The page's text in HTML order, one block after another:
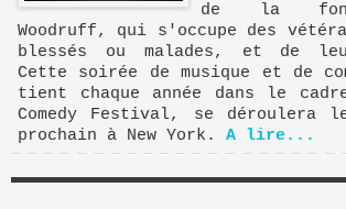
de la
Woodruff, qui s'occupe des
blessés ou malades, et de
Cette soirée de musique et de
tient chaque année dans le
Comedy Festival, se déroulera
prochain à New York. A lire...